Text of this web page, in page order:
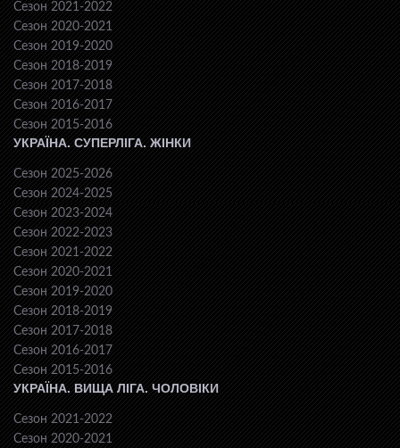
Сезон 2021-2022
Сезон 2020-2021
Сезон 2019-2020
Сезон 2018-2019
Сезон 2017-2018
Сезон 2016-2017
Сезон 2015-2016
УКРАЇНА. СУПЕРЛІГА. ЖІНКИ
Сезон 2025-2026
Сезон 2024-2025
Сезон 2023-2024
Сезон 2022-2023
Сезон 2021-2022
Сезон 2020-2021
Сезон 2019-2020
Сезон 2018-2019
Сезон 2017-2018
Сезон 2016-2017
Сезон 2015-2016
УКРАЇНА. ВИЩА ЛІГА. ЧОЛОВІКИ
Сезон 2021-2022
Сезон 2020-2021